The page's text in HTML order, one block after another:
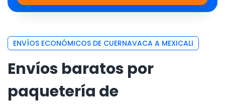
ENVÍOS ECONÓMICOS DE CUERNAVACA A MEXICALI
Envíos baratos por
paquetería de